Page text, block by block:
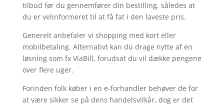
tilbud før du gennemfører din bestilling, således at
du er velinformeret til at få fat i den laveste pris.
Generelt anbefaler vi shopping med kort eller
mobilbetaling. Alternativt kan du drage nytte af en
løsning som fx ViaBill, forudsat du vil dække pengene
over flere uger.
Forinden folk køber i en e-forhandler behøver de for
at være sikker se på dens handelsvilkår, dog er det